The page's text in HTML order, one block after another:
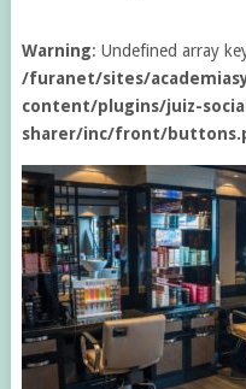
Warning: Undefined array
/furanet/sites/
content/plugins/juiz-
sharer/inc/front/